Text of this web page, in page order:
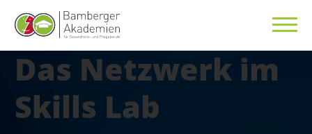
Das Netzwerk im
Skills Lab